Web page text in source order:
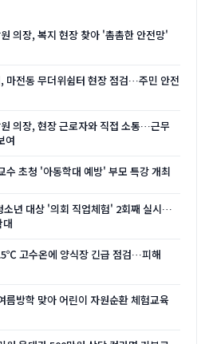
의장, 복지 현장 찾아 '촘촘한 안전망'
마전동 무더위쉼터 현장 점검…주민 안전
의장, 현장 근로자와 직접 소통…근무
여
수 초청 '아동학대 예방' 부모 특강 개최
소년 대상 '의회 직업체험' 2회째 실시…
대
고수온에 양식장 긴급 점검…피해
름방학 맞아 어린이 자원순환 체험교육